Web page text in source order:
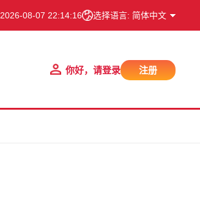
2026-08-07 22:14:16 选择语言: 简体中文
你好，请登录 注册